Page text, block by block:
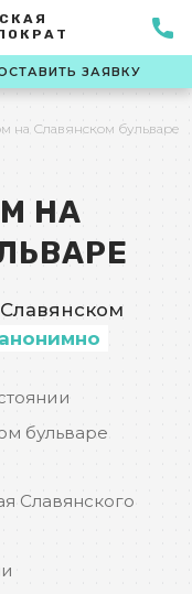
ЗАЯВКУ
на Славянском бульваре
НА
бульваре
Славянского